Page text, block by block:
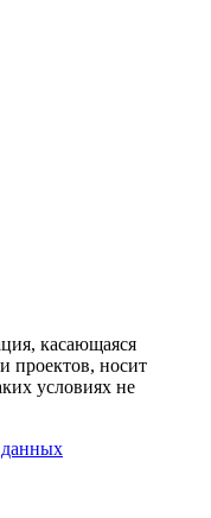
касающаяся
проектов, носит
условиях не
данных